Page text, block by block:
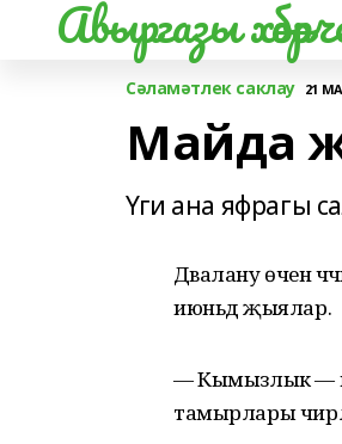
Авыргазы
Сәламәтлек саклау 21
Майда
Үги ана яфрагы
Дәвалану өчен
июньдә җыялар.
— Кымызлык —
тамырлары